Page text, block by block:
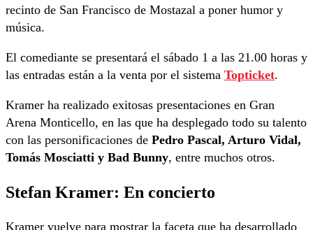
recinto de San Francisco de Mostazal a poner humor y
música.
El comediante se presentará el sábado 1 a las 21.00 horas y
las entradas están a la venta por el sistema Topticket.
Kramer ha realizado exitosas presentaciones en Gran
Arena Monticello, en las que ha desplegado todo su talento
con las personificaciones de Pedro Pascal, Arturo Vidal,
Tomás Mosciatti y Bad Bunny, entre muchos otros.
Stefan Kramer: En concierto
Kramer vuelve para mostrar la faceta que ha desarrollado